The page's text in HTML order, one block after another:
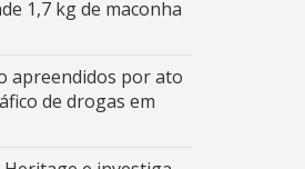
1,7 kg de maconha
apreendidos por ato
de drogas em